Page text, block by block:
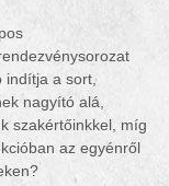
indítja a sort,
nagyító alá,
szakértőinkkel, míg
az egyénről